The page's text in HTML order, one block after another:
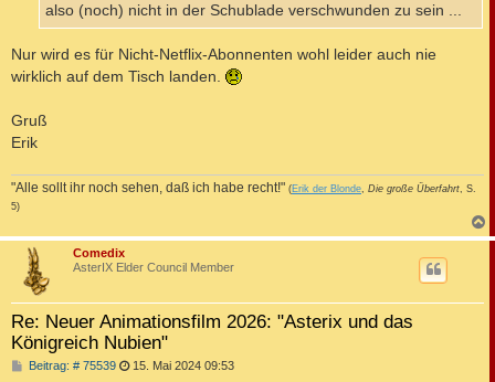
also (noch) nicht in der Schublade verschwunden zu sein ...
Nur wird es für Nicht-Netflix-Abonnenten wohl leider auch nie
wirklich auf dem Tisch landen.
Gruß
Erik
"Alle sollt ihr noch sehen, daß ich habe recht!" (Erik der Blonde Die große Überfahrt , S.
5)
a
Comedix
AsterIX Elder Council Member
Re: Neuer Animationsfilm 2026: "Asterix und das
Königreich Nubien"
Beitrag: # 75539B 15. Mai 2024 09:53